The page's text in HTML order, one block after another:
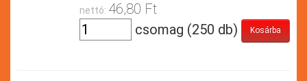
nettó: 46,80 Ft
csomag (250 db)